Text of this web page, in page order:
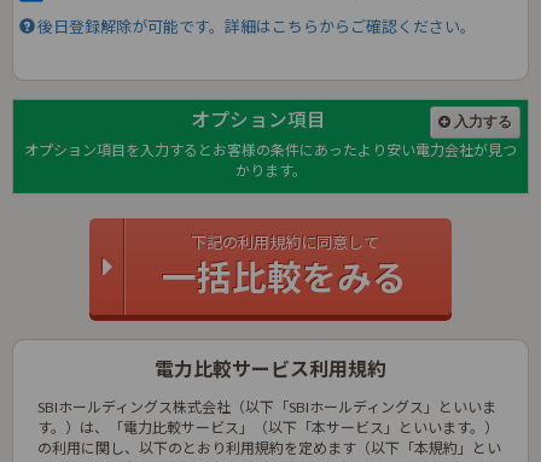
後日登録解除が可能です。詳細はこちらからご確認ください。
オプション項目
オプション項目を入力するとお客様の条件にあったより安い電力会社が見つ
かります。
入力する
下記の利用規約に同意して
一括比較をみる